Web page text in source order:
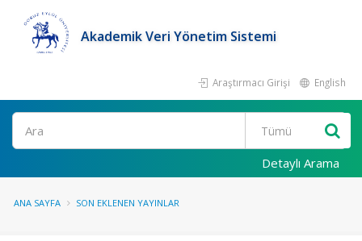
Akademik Veri Yönetim Sistemi
Araştırmacı Girişi English
Ara
Detaylı Arama
ANA SAYFA SON EKLENEN YAYINLAR